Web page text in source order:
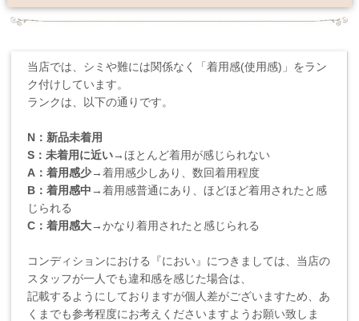
当店では、シミや難には関係なく「着用感(使用感)」をラン
ク付けしています。
ランクは、以下の通りです。
N：新品未着用
S：未着用に近い→ほとんど着用が感じられない
A：着用感少→着用感少しあり、数回着用程度
B：着用感中→着用感普通にあり、ほどほど着用されたと感
じられる
C：着用感大→かなり着用されたと感じられる
コンディションにおける『におい』につきましては、当店の
スタッフが一人でも違和感を感じた場合は、
記載するようにしておりますが個人差がございますため、あ
くまでも参考程度にお考えくださいますようお願い致しま